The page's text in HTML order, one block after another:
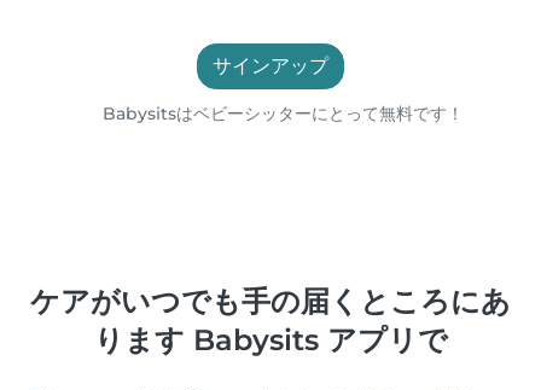
サインアップ
Babysitsはベビーシッターにとって無料です！
ケアがいつでも手の届くところにあ
ります Babysits アプリで